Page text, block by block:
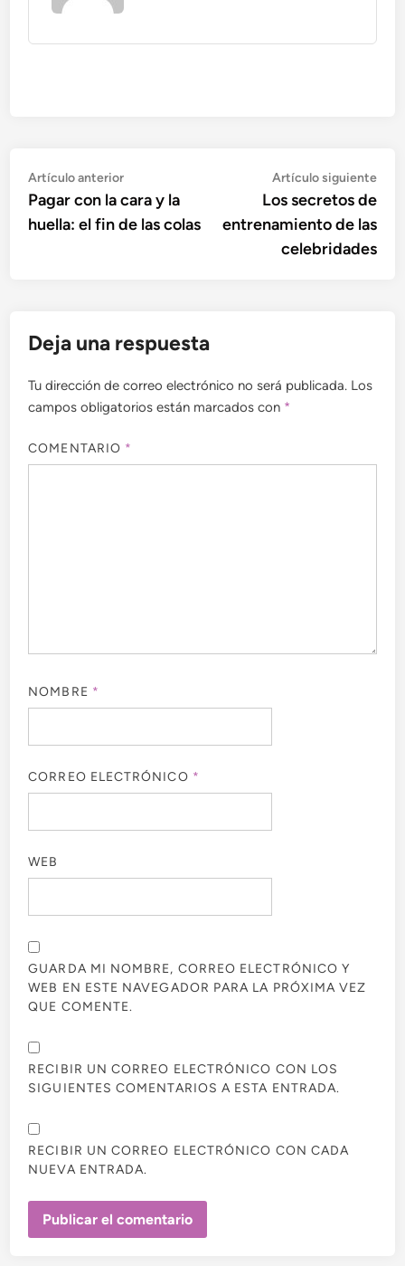
Navegación
de
entradas
Artículo anteriorArtículo
anterior:
Pagar con la cara y la
huella: el fin de las colas
Artículo siguiente
Los secretos de
entrenamiento de las
celebridades
Deja una respuesta
Tu dirección de correo electrónico no será publicada. Los
campos obligatorios están marcados con *
COMENTARIO *
NOMBRE *
CORREO ELECTRÓNICO *
WEB
GUARDA MI NOMBRE, CORREO ELECTRÓNICO Y
WEB EN ESTE NAVEGADOR PARA LA PRÓXIMA VEZ
QUE COMENTE.
RECIBIR UN CORREO ELECTRÓNICO CON LOS
SIGUIENTES COMENTARIOS A ESTA ENTRADA.
RECIBIR UN CORREO ELECTRÓNICO CON CADA
NUEVA ENTRADA.